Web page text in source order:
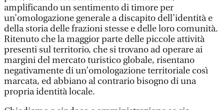
amplificando un sentimento di timore per
un’omologazione generale a discapito dell’identità e
della storia delle frazioni stesse e delle loro comunità.
Ritenuto che la maggior parte delle piccole attività
presenti sul territorio, che si trovano ad operare ai
margini del mercato turistico globale, risentano
negativamente di un’omologazione territoriale così
marcata, ed abbiano al contrario bisogno di una
propria identità locale.